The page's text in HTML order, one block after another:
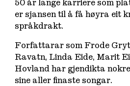
50 år lange karriere som
er sjansen til å få høyra eit
språkdrakt.
Forfattarar som Frode
Ravatn, Linda Eide, Marit
Hovland har gjendikta
sine aller finaste songar.